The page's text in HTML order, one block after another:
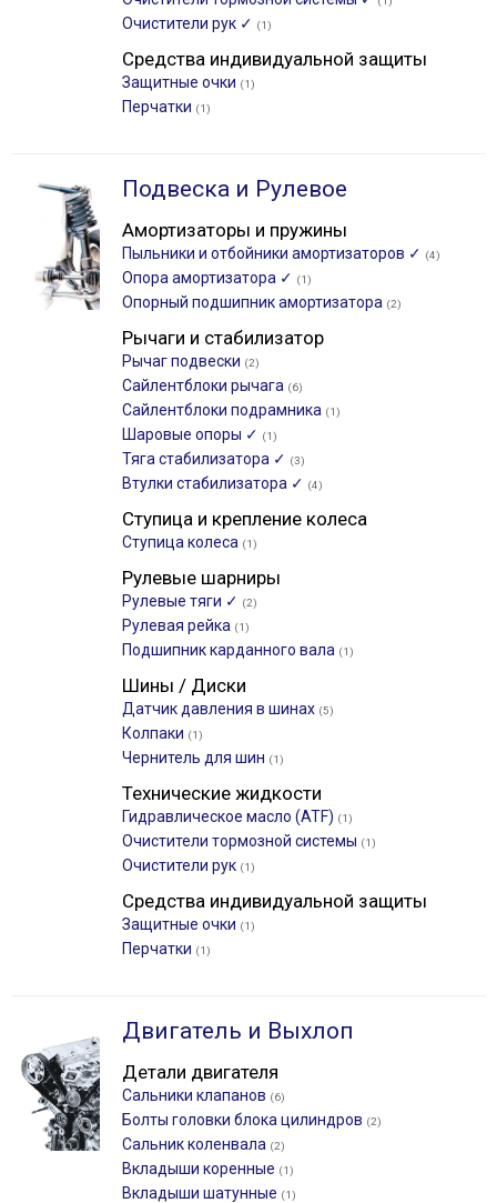
Очистители рук ✓ (1)
Средства индивидуальной защиты
Защитные очки (1)
Перчатки (1)
Подвеска и Рулевое
Амортизаторы и пружины
Пыльники и отбойники амортизаторов ✓ (4)
Опора амортизатора ✓ (1)
Опорный подшипник амортизатора (2)
Рычаги и стабилизатор
Рычаг подвески (2)
Сайлентблоки рычага (6)
Сайлентблоки подрамника (1)
Шаровые опоры ✓ (1)
Тяга стабилизатора ✓ (3)
Втулки стабилизатора ✓ (4)
Ступица и крепление колеса
Ступица колеса (1)
Рулевые шарниры
Рулевые тяги ✓ (2)
Рулевая рейка (1)
Подшипник карданного вала (1)
Шины / Диски
Датчик давления в шинах (5)
Колпаки (1)
Чернитель для шин (1)
Технические жидкости
Гидравлическое масло (ATF) (1)
Очистители тормозной системы (1)
Очистители рук (1)
Средства индивидуальной защиты
Защитные очки (1)
Перчатки (1)
Двигатель и Выхлоп
Детали двигателя
Сальники клапанов (6)
Болты головки блока цилиндров (2)
Сальник коленвала (2)
Вкладыши коренные (1)
Вкладыши шатунные (1)